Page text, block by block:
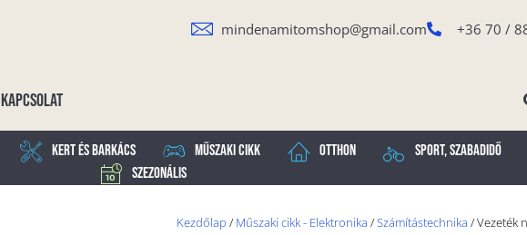
mindenamitomshop@gmail.com +36 70 /
Kapcsolat
Kert és Barkács Műszaki cikk Otthon Sport, Szabadidő
Szezonális
Kezdőlap / Műszaki cikk - Elektronika /Számítástechnika / Vezeték